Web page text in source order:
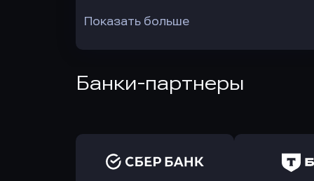
Показать больше
Банки-партнеры